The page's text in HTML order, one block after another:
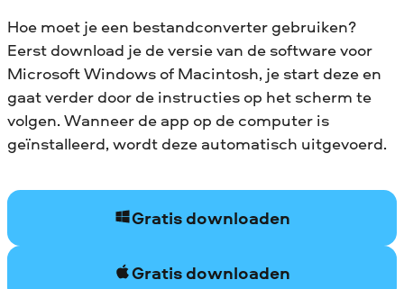
Hoe moet je een bestandconverter gebruiken?
Eerst download je de versie van de software voor
Microsoft Windows of Macintosh, je start deze en
gaat verder door de instructies op het scherm te
volgen. Wanneer de app op de computer is
geïnstalleerd, wordt deze automatisch uitgevoerd.
Gratis downloaden
Gratis downloaden